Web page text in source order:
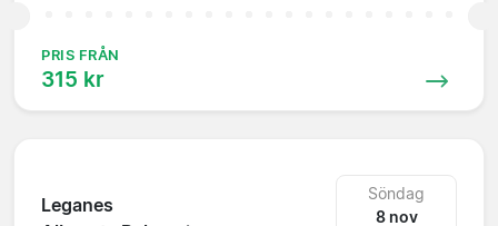
PRIS FRÅN
315 kr
Leganes
Söndag
8 nov